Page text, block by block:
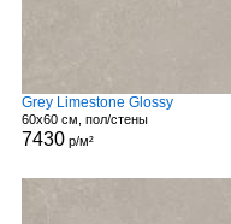
Grey Limestone Glossy
60x60 см, пол/стены
7430 р/м²